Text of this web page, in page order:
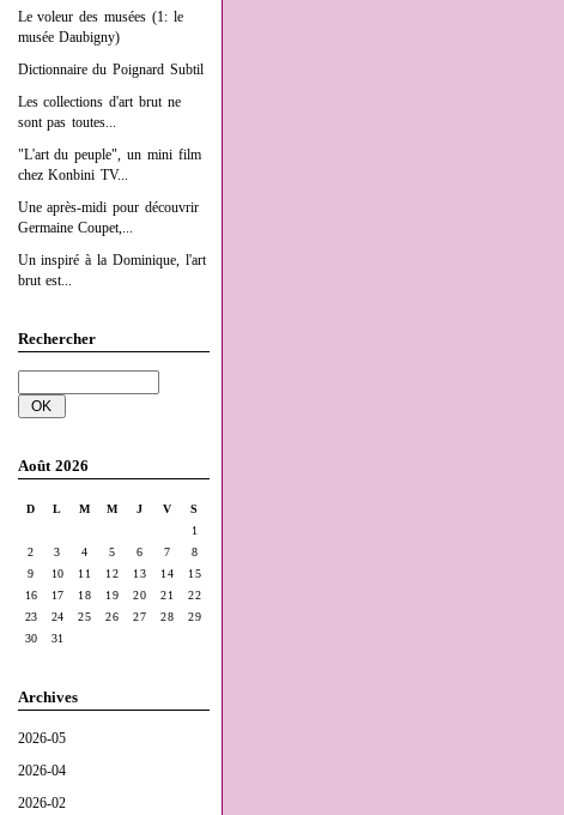
Le voleur des musées (1: le
musée Daubigny)
Dictionnaire du Poignard Subtil
Les collections d'art brut ne
sont pas toutes...
"L'art du peuple", un mini film
chez Konbini TV...
Une après-midi pour découvrir
Germaine Coupet,...
Un inspiré à la Dominique, l'art
brut est...
Rechercher
Août 2026
D L M M J V
S
1
2
3 4 5 6 7
8
9
10 11 12 13 14
15
16
17 18 19 20 21
22
23
24 25 26 27 28
29
30
31
Archives
2026-05
2026-04
2026-02